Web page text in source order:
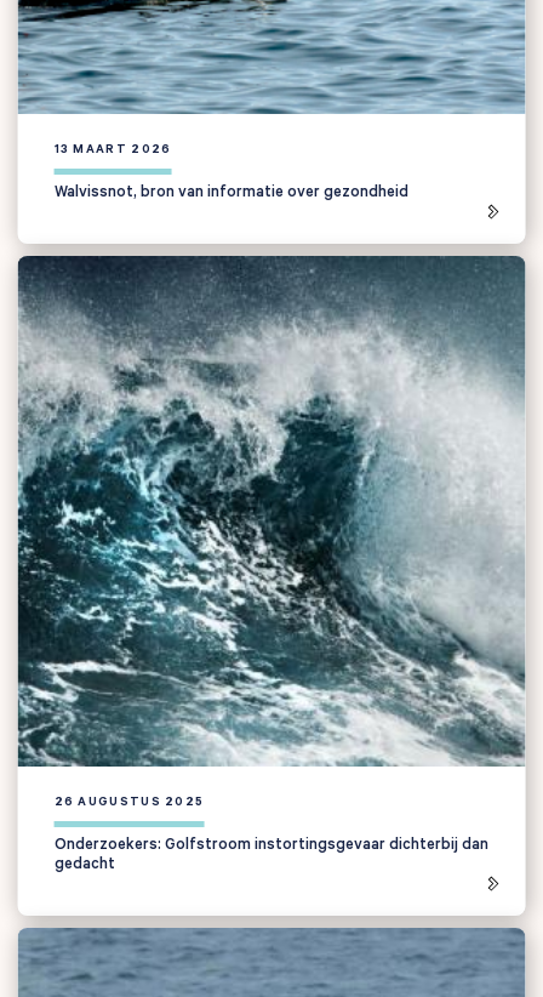
13 MAART 2026
Walvissnot, bron van informatie over gezondheid
26 AUGUSTUS 2025
Onderzoekers: Golfstroom instortingsgevaar dichterbij dan
gedacht